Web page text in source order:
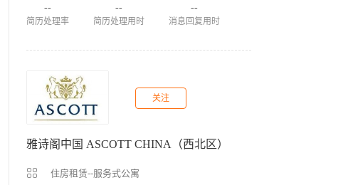
--
简历处理率
--
简历处理用时
--
消息回复用时
关注
雅诗阁中国 ASCOTT CHINA（西北区）
住房租赁--服务式公寓